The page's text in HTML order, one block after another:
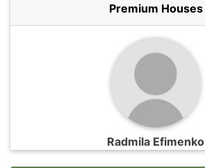
Premium Houses
Radmila Efimenko